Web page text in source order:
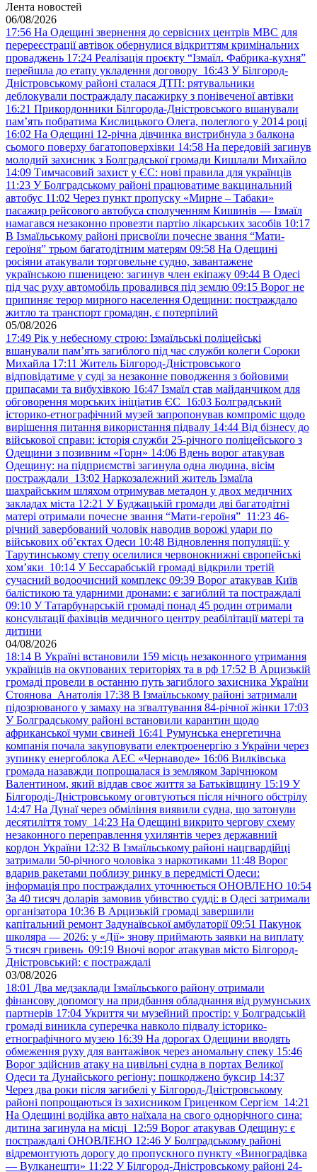
Лента новостей
06/08/2026
17:56 На Одещині звернення до сервісних центрів МВС для
перереєстрації автівок обернулися відкриттям кримінальних
проваджень 17:24 Реалізація проєкту “Ізмаїл. Фабрика-кухня”
перейшла до етапу укладення договору 16:43 У Білгород-
Дністровському районі сталася ДТП: рятувальники
деблокували постраждалу пасажирку з понівеченої автівки
16:21 Прикордонники Білгорода-Дністровського вшанували
пам’ять побратима Кислицького Олега, полеглого у 2014 році
16:02 На Одещині 12-річна дівчинка вистрибнула з балкона
сьомого поверху багатоповерхівки 14:58 На передовій загинув
молодий захисник з Болградської громади Кишлали Михайло
14:09 Тимчасовий захист у ЄС: нові правила для українців
11:23 У Болградському районі працюватиме вакцинальний
автобус 11:02 Через пункт пропуску «Мирне – Табаки»
пасажир рейсового автобуса сполученням Кишинів — Ізмаїл
намагався незаконно провезти партію лікарських засобів 10:17
В Ізмаїльському районі присвоїли почесне звання “Мати-
героїня” трьом багатодітним матерям 09:58 На Одещині
росіяни атакували торговельне судно, завантажене
українською пшеницею: загинув член екіпажу 09:44 В Одесі
під час руху автомобіль провалився під землю 09:15 Ворог не
припиняє терор мирного населення Одещини: постраждало
житло та транспорт громадян, є потерпілий
05/08/2026
17:49 Рік у небесному строю: Ізмаїльські поліцейські
вшанували пам’ять загиблого під час служби колеги Сороки
Михайла 17:11 Житель Білгород-Дністровського
відповідатиме у суді за незаконне поводження з бойовими
припасами та вибухівкою 16:47 Ізмаїл став майданчиком для
обговорення морських ініціатив ЄС 16:03 Болградський
історико-етнографічний музей запропонував компроміс щодо
вирішення питання використання підвалу 14:44 Від бізнесу до
військової справи: історія служби 25-річного поліцейського з
Одещини з позивним «Горн» 14:06 Вдень ворог атакував
Одещину: на підприємстві загинула одна людина, вісім
постраждали 13:02 Наркозалежний житель Ізмаїла
шахрайським шляхом отримував метадон у двох медичних
закладах міста 12:21 У Буджацькій громади дві багатодітні
матері отримали почесне звання “Мати-героїня” 11:23 46-
річний завербований чоловік наводив ворожі удари по
військових обʼєктах Одеси 10:48 Відновлення популяції: у
Тарутинському степу оселилися червонокнижні європейські
хом’яки 10:14 У Бессарабській громаді відкрили третій
сучасний водоочисний комплекс 09:39 Ворог атакував Київ
балістикою та ударними дронами: є загиблий та постраждалі
09:10 У Татарбунарській громаді понад 45 родин отримали
консультації фахівців медичного центру реабілітації матері та
дитини
04/08/2026
18:14 В Україні встановили 159 місць незаконного утримання
українців на окупованих територіях та в рф 17:52 В Арцизькій
громаді провели в останню путь загиблого захисника України
Стоянова Анатолія 17:38 В Ізмаїльському районі затримали
підозрюваного у замаху на зґвалтування 84-річної жінки 17:03
У Болградському районі встановили карантин щодо
африканської чуми свиней 16:41 Румунська енергетична
компанія почала закуповувати електроенергію з України через
зупинку енергоблока АЕС «Чернаводе» 16:06 Вилківська
громада назавжди попрощалася із земляком Зарічнюком
Валентином, який віддав своє життя за Батьківщину 15:19 У
Білгороді-Дністровському оговтуються після нічного обстрілу
14:47 На Дунаї через обміління виявили судна, що затонули
десятиліття тому 14:23 На Одещині викрито чергову схему
незаконного переправлення ухилянтів через державний
кордон України 12:32 В Ізмаїльському районі нацгвардійці
затримали 50-річного чоловіка з наркотиками 11:48 Ворог
вдарив ракетами поблизу ринку в передмісті Одеси:
інформація про постраждалих уточнюється ОНОВЛЕНО 10:54
За 40 тисяч доларів замовив убивство судді: в Одесі затримали
організатора 10:36 В Арцизькій громаді завершили
капітальний ремонт Задунаївської амбулаторії 09:51 Пакунок
школяра — 2026: у «Дії» знову приймають заявки на виплату
5 тисяч гривень 09:19 Вночі ворог атакував місто Білгород-
Дністровський: є постраждалі
03/08/2026
18:01 Два медзаклади Ізмаїльського району отримали
фінансову допомогу на придбання обладнання від румунських
партнерів 17:04 Укриття чи музейний простір: у Болградській
громаді виникла суперечка навколо підвалу історико-
етнографічного музею 16:39 На дорогах Одещини вводять
обмеження руху для вантажівок через аномальну спеку 15:46
Ворог здійснив атаку на цивільні судна в портах Великої
Одеси та Дунайського регіону: пошкоджено буксир 14:37
Через два роки після загибелі у Білгород-Дністровському
районі попрощаються із захисником Гриценком Сергієм 14:21
На Одещині водійка авто наїхала на свого однорічного сина:
дитина загинула на місці 12:59 Ворог атакував Одещину: є
постраждалі ОНОВЛЕНО 12:46 У Болградському районі
відремонтують дорогу до пропускного пункту «Виноградівка
— Вулканешти» 11:22 У Білгород-Дністровському районі 24-